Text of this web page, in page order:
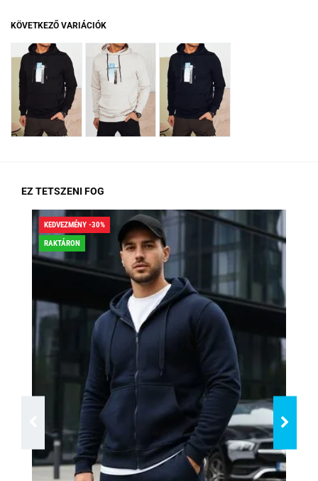
KÖVETKEZŐ VARIÁCIÓK
EZ TETSZENI FOG
KEDVEZMÉNY -30%
RAKTÁRON